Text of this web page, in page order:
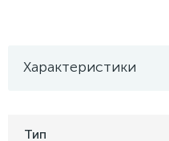
Характеристики
Тип